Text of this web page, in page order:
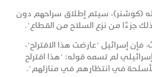
(كوشنر)، سيتم إطلاق سراحهم دون
جزءًا من نزع السلاح من القطاع".
إسرائيل "عارضت هذا الاقتراح"،
لم تسمه قوله: "هذا اقتراح
في انتظارهم في منازلهم".